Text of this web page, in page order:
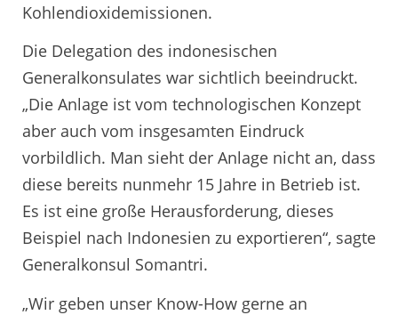
Kohlendioxidemissionen.
Die Delegation des indonesischen
Generalkonsulates war sichtlich beeindruckt.
„Die Anlage ist vom technologischen Konzept
aber auch vom insgesamten Eindruck
vorbildlich. Man sieht der Anlage nicht an, dass
diese bereits nunmehr 15 Jahre in Betrieb ist.
Es ist eine große Herausforderung, dieses
Beispiel nach Indonesien zu exportieren“, sagte
Generalkonsul Somantri.
„Wir geben unser Know-How gerne an